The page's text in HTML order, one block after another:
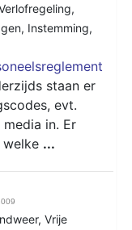
,
, Instemming,
staan er
evt.
in. Er
welke ...
, Vrije